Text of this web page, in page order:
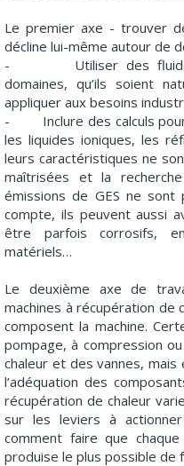
Le premier axe - trouver
décline lui-même autour de
- Utiliser des fluides
domaines, qu’ils soient
appliquer aux besoins
- Inclure des calculs pour
les liquides ioniques, les
leurs caractéristiques ne
maîtrisées et la
émissions de GES ne
compte, ils peuvent aussi
être parfois corrosifs,
matériels…
Le deuxième axe de
machines à récupération de
composent la machine.
pompage, à compression
chaleur et des vannes, mais
l’adéquation des
récupération de chaleur
sur les leviers à
comment faire que
produise le plus possible de